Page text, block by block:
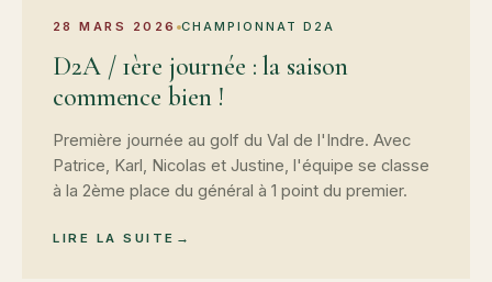
28 MARS 2026 CHAMPIONNAT D2A
D2A / 1ère journée : la saison
commence bien !
Première journée au golf du Val de l'Indre. Avec
Patrice, Karl, Nicolas et Justine, l'équipe se classe
à la 2ème place du général à 1 point du premier.
LIRE LA SUITE